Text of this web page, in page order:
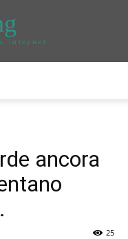
інтернет
ancora
25